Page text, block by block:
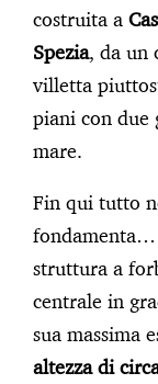
costruita a
Spezia, da un
villetta
piani con due
mare.
Fin qui tutto
fondamenta…
struttura a
centrale in
sua massima
altezza di